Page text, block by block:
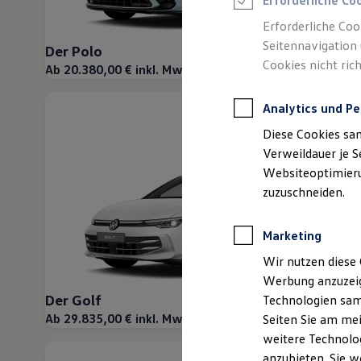
Reifenpakete
Leasing
Gebrauchtwagen Leasing
Junge Gebrauchtwagen-Leasing
Elektroauto Leasing
Restschuldversicherungen
Garantien
Wartungsverträge
Geschäftskunden
Professional Class bei Volkswagen
Großkunden
Behörden
Direktkunden
Sonderfahrzeuge
Anpfiff zum Gewinn
Elektromobilität
Der Polo
Ab 20.380,00 € inkl. MwSt.
Der Golf
Ab 29.835,00 € inkl. MwSt.
Erforderliche
Seitennavigation
Cookies nicht
Analytics und
Diese Cookies
Verweildauer je
zuzuschneiden.
Marketing
Wir nutzen diese
Werbung
Technologien
Seiten Sie am
weitere
anzubieten. Sie